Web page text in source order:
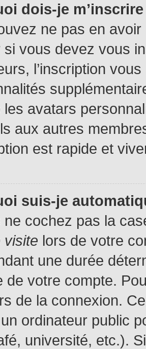
dois-je
ne pas en
si vous devez vous
l’inscription
les avatars
aux autres
est rapide et
suis-je
ne cochez pas la
visite lors de votre
une durée
de votre compte.
de la connexion.
ordinateur public
université, etc.).